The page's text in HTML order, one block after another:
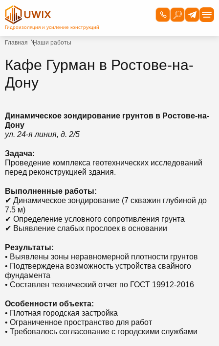
Главная Наши работы
Кафе Гурман в Ростове-на-
Дону
Динамическое зондирование грунтов в Ростове-на-
Дону
ул. 24-я линия, д. 2/5
Задача:
Проведение комплекса геотехнических исследований
перед реконструкцией здания.
Выполненные работы:
✔ Динамическое зондирование (7 скважин глубиной до
7.5 м)
✔ Определение условного сопротивления грунта
✔ Выявление слабых прослоек в основании
Результаты:
• Выявлены зоны неравномерной плотности грунтов
• Подтверждена возможность устройства свайного
фундамента
• Составлен технический отчет по ГОСТ 19912-2016
Особенности объекта:
• Плотная городская застройка
• Ограниченное пространство для работ
• Требовалось согласование с городскими службами